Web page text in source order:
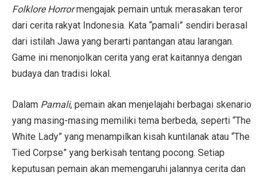
Folklore Horrormengajak pemain untuk merasakan teror
dari cerita rakyat Indonesia. Kata “pamali” sendiri berasal
dari istilah Jawa yang berarti pantangan atau larangan.
Game ini menonjolkan cerita yang erat kaitannya dengan
budaya dan tradisi lokal.
Dalam Pamali, pemain akan menjelajahi berbagai skenario
yang masing-masing memiliki tema berbeda, seperti “The
White Lady” yang menampilkan kisah kuntilanak atau “The
Tied Corpse” yang berkisah tentang pocong. Setiap
keputusan pemain akan memengaruhi jalannya cerita dan